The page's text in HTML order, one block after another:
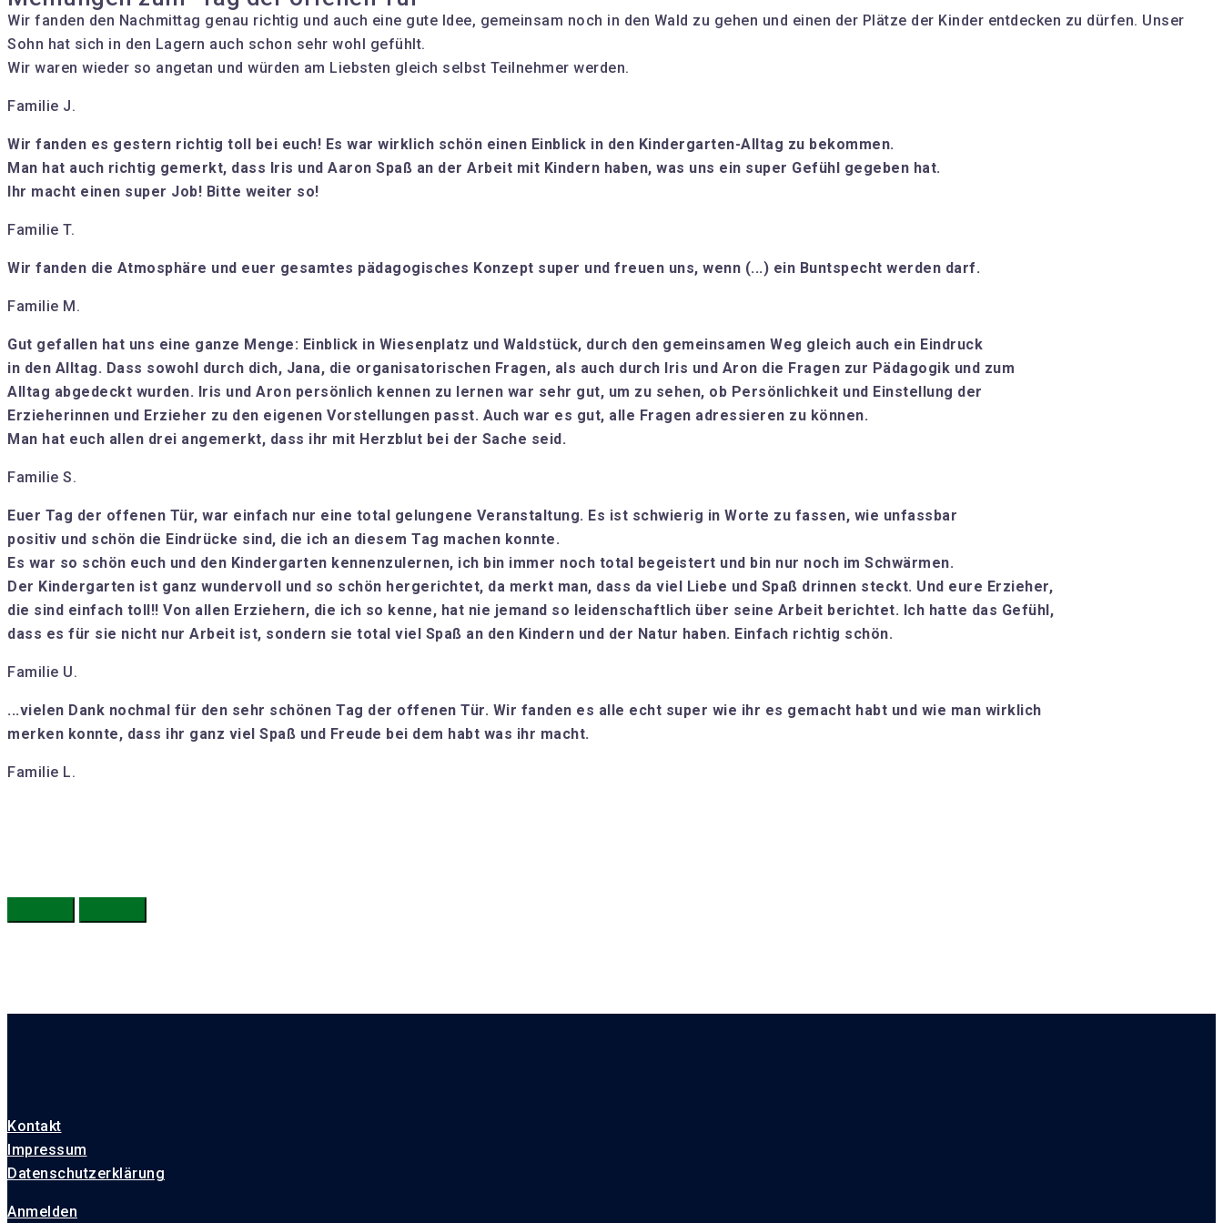
Wir fanden den Nachmittag genau richtig und auch eine gute Idee, gemeinsam noch in den Wald zu gehen und einen der Plätze der Kinder entdecken zu dürfen. Unser
Sohn hat sich in den Lagern auch schon sehr wohl gefühlt.
Wir waren wieder so angetan und würden am Liebsten gleich selbst Teilnehmer werden.
Familie J.
Wir fanden es gestern richtig toll bei euch! Es war wirklich schön einen Einblick in den Kindergarten-Alltag zu bekommen.
Man hat auch richtig gemerkt, dass Iris und Aaron Spaß an der Arbeit mit Kindern haben, was uns ein super Gefühl gegeben hat.
Ihr macht einen super Job! Bitte weiter so!
Familie T.
Wir fanden die Atmosphäre und euer gesamtes pädagogisches Konzept super und freuen uns, wenn (...) ein Buntspecht werden darf.
Familie M.
Gut gefallen hat uns eine ganze Menge: Einblick in Wiesenplatz und Waldstück, durch den gemeinsamen Weg gleich auch ein Eindruck
in den Alltag. Dass sowohl durch dich, Jana, die organisatorischen Fragen, als auch durch Iris und Aron die Fragen zur Pädagogik und zum
Alltag abgedeckt wurden. Iris und Aron persönlich kennen zu lernen war sehr gut, um zu sehen, ob Persönlichkeit und Einstellung der
Erzieherinnen und Erzieher zu den eigenen Vorstellungen passt. Auch war es gut, alle Fragen adressieren zu können.
Man hat euch allen drei angemerkt, dass ihr mit Herzblut bei der Sache seid.
Familie S.
Euer Tag der offenen Tür, war einfach nur eine total gelungene Veranstaltung. Es ist schwierig in Worte zu fassen, wie unfassbar
positiv und schön die Eindrücke sind, die ich an diesem Tag machen konnte.
Es war so schön euch und den Kindergarten kennenzulernen, ich bin immer noch total begeistert und bin nur noch im Schwärmen.
Der Kindergarten ist ganz wundervoll und so schön hergerichtet, da merkt man, dass da viel Liebe und Spaß drinnen steckt. Und eure Erzieher,
die sind einfach toll!! Von allen Erziehern, die ich so kenne, hat nie jemand so leidenschaftlich über seine Arbeit berichtet. Ich hatte das Gefühl,
dass es für sie nicht nur Arbeit ist, sondern sie total viel Spaß an den Kindern und der Natur haben. Einfach richtig schön.
Familie U.
...vielen Dank nochmal für den sehr schönen Tag der offenen Tür. Wir fanden es alle echt super wie ihr es gemacht habt und wie man wirklich
merken konnte, dass ihr ganz viel Spaß und Freude bei dem habt was ihr macht.
Familie L.
Kontakt
Impressum
Datenschutzerklärung
Anmelden